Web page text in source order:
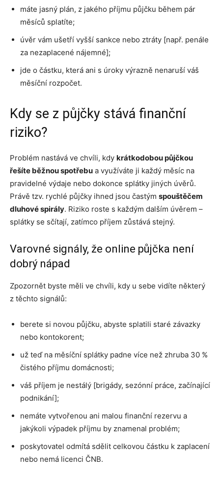
máte jasný plán, z jakého příjmu půjčku během pár
měsíců splatíte;
úvěr vám ušetří vyšší sankce nebo ztráty [např. penále
za nezaplacené nájemné];
jde o částku, která ani s úroky výrazně nenaruší váš
měsíční rozpočet.
Kdy se z půjčky stává finanční
riziko?
Problém nastává ve chvíli, kdy krátkodobou půjčkou
řešíte běžnou spotřebu a využíváte ji každý měsíc na
pravidelné výdaje nebo dokonce splátky jiných úvěrů.
Právě tzv. rychlé půjčky ihned jsou častým spouštěčem
dluhové spirály. Riziko roste s každým dalším úvěrem –
splátky se sčítají, zatímco příjem zůstává stejný.
Varovné signály, že online půjčka není
dobrý nápad
Zpozornět byste měli ve chvíli, kdy u sebe vidíte některý
z těchto signálů:
berete si novou půjčku, abyste splatili staré závazky
nebo kontokorent;
už teď na měsíční splátky padne více než zhruba 30 %
čistého příjmu domácnosti;
váš příjem je nestálý [brigády, sezónní práce, začínající
podnikání];
nemáte vytvořenou ani malou finanční rezervu a
jakýkoli výpadek příjmu by znamenal problém;
poskytovatel odmítá sdělit celkovou částku k zaplacení
nebo nemá licenci ČNB.